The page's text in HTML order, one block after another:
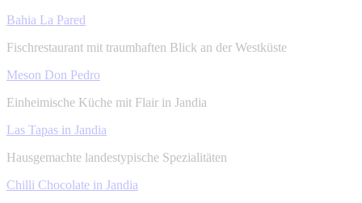
Bahia La Pared
Fischrestaurant mit traumhaften Blick an der Westküste
Meson Don Pedro
Einheimische Küche mit Flair in Jandia
Las Tapas in Jandia
Hausgemachte landestypische Spezialitäten
Chilli Chocolate in Jandia